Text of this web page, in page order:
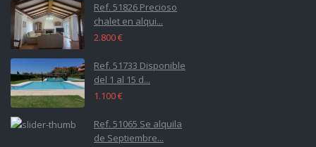
Ref. 51826 Precioso
chalet en alqui...
2.800 €
Ref. 51733 Disponible
del 1 al 15 d...
1.100 €
Ref. 51065 Se alquila
de Septiembre...